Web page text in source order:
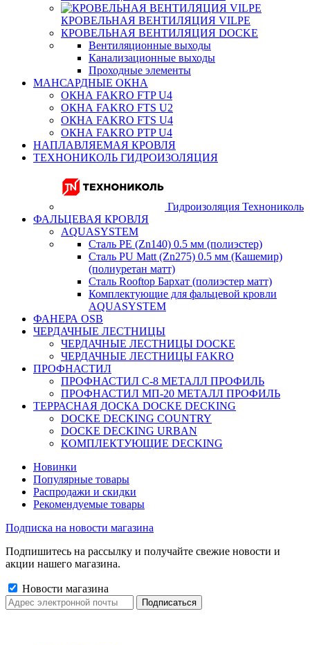
КРОВЕЛЬНАЯ ВЕНТИЛЯЦИЯ VILPE
КРОВЕЛЬНАЯ ВЕНТИЛЯЦИЯ DOCKE
Вентиляционные выходы
Канализационные выходы
Проходные элементы
МАНСАРДНЫЕ ОКНА
ОКНА FAKRO FTP U4
ОКНА FAKRO FTS U2
ОКНА FAKRO FTS U4
ОКНА FAKRO PTP U4
НАПЛАВЛЯЕМАЯ КРОВЛЯ
ТЕХНОНИКОЛЬ ГИДРОИЗОЛЯЦИЯ
Гидроизоляция Технониколь
ФАЛЬЦЕВАЯ КРОВЛЯ
AQUASYSTEM
Сталь PE (Zn140) 0.5 мм (полиэстер)
Сталь PU Matt (Zn275) 0.5 мм (Кашемир)
(полиуретан матт)
Сталь Rooftop Бархат (полиэстер матт)
Комплектующие для фальцевой кровли
AQUASYSTEM
ФАНЕРА OSB
ЧЕРДАЧНЫЕ ЛЕСТНИЦЫ
ЧЕРДАЧНЫЕ ЛЕСТНИЦЫ DOCKE
ЧЕРДАЧНЫЕ ЛЕСТНИЦЫ FAKRO
ПРОФНАСТИЛ
ПРОФНАСТИЛ C-8 МЕТАЛЛ ПРОФИЛЬ
ПРОФНАСТИЛ МП-20 МЕТАЛЛ ПРОФИЛЬ
ТЕРРАСНАЯ ДОСКА DOCKE DECKING
DOCKE DECKING COUNTRY
DOCKE DECKING URBAN
КОМПЛЕКТУЮЩИЕ DECKING
Новинки
Популярные товары
Распродажи и скидки
Рекомендуемые товары
Подписка на новости магазина
Подпишитесь на рассылку и получайте свежие новости и
акции нашего магазина.
Новости магазина